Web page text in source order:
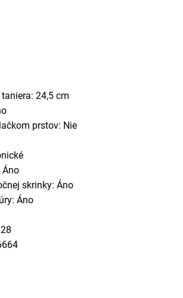
24,5 cm
prstov: Nie
Áno
skrinky: Áno
Áno